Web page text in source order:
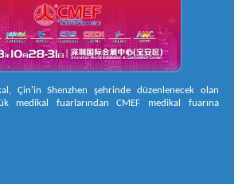
Çin'in Shenzhen şehrinde düzenlenecek olan
medikal fuarlarından CMEF medikal fuarına